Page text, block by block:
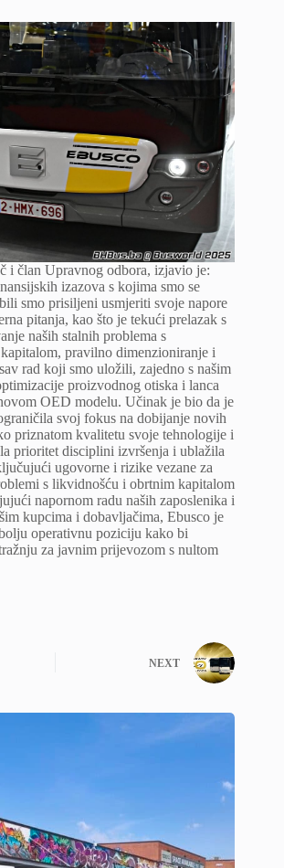
i član Upravnog odbora, izjavio je:
izazova s ​​kojima smo se
smo prisiljeni usmjeriti svoje napore
pitanja, kao što je tekući prelazak s
naših stalnih problema s
pravilno dimenzioniranje i
rad koji smo uložili, zajedno s našim
proizvodnog otiska i lanca
OED modelu. Učinak je bio da je
svoj fokus na dobijanje novih
priznatom kvalitetu svoje tehnologije i
prioritet disciplini izvršenja i ublažila
ugovorne i rizike vezane za
s likvidnošću i obrtnim kapitalom
napornom radu naših zaposlenika i
kupcima i dobavljačima, Ebusco je
operativnu poziciju kako bi
za javnim prijevozom s nultom
NEXT